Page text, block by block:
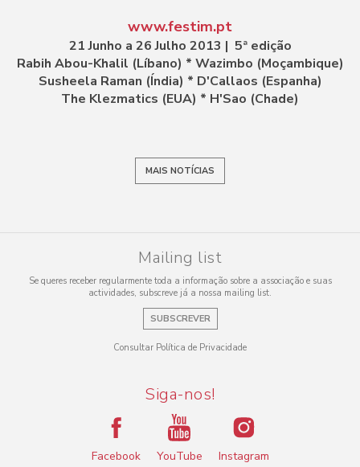
www.festim.pt
21 Junho a 26 Julho 2013 | 5ª edição
Rabih Abou-Khalil (Líbano) * Wazimbo (Moçambique)
Susheela Raman (Índia) * D'Callaos (Espanha)
The Klezmatics (EUA) * H'Sao (Chade)
MAIS NOTÍCIAS
Mailing list
Se queres receber regularmente toda a informação sobre a associação e suas
actividades, subscreve já a nossa mailing list.
SUBSCREVER
Consultar Política de Privacidade
Siga-nos!
Facebook YouTube Instagram